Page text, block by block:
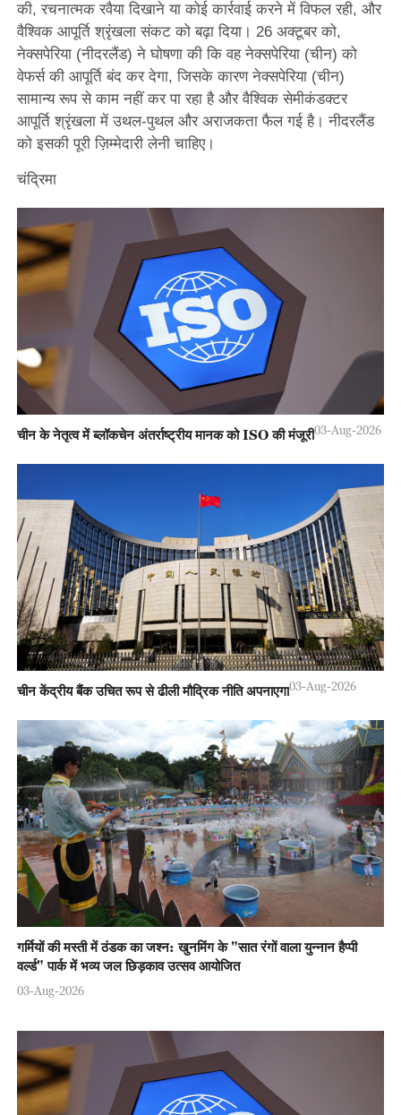
की, रचनात्मक रवैया दिखाने या कोई कार्रवाई करने में विफल रही, और
वैश्विक आपूर्ति श्रृंखला संकट को बढ़ा दिया। 26 अक्टूबर को,
नेक्सपेरिया (नीदरलैंड) ने घोषणा की कि वह नेक्सपेरिया (चीन) को
वेफर्स की आपूर्ति बंद कर देगा, जिसके कारण नेक्सपेरिया (चीन)
सामान्य रूप से काम नहीं कर पा रहा है और वैश्विक सेमीकंडक्टर
आपूर्ति श्रृंखला में उथल-पुथल और अराजकता फैल गई है। नीदरलैंड
को इसकी पूरी ज़िम्मेदारी लेनी चाहिए।
चंद्रिमा
चीन के नेतृत्व में ब्लॉकचेन अंतर्राष्ट्रीय मानक को ISO की मंजूरी03-Aug-2026
चीन केंद्रीय बैंक उचित रूप से ढीली मौद्रिक नीति अपनाएगा03-Aug-2026
गर्मियों की मस्ती में ठंडक का जश्न: खुनमिंग के "सात रंगों वाला युन्नान हैप्पी
वर्ल्ड" पार्क में भव्य जल छिड़काव उत्सव आयोजित
03-Aug-2026